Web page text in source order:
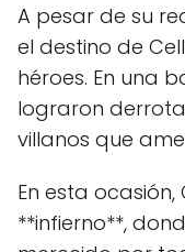
A pesar de su
el destino de
héroes. En una
lograron
villanos que
En esta
**infierno**,